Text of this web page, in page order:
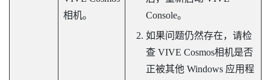
相机。
Console。
如果问题仍然存在，请检
查 VIVE Cosmos相机是否
正被其他 Windows应用程